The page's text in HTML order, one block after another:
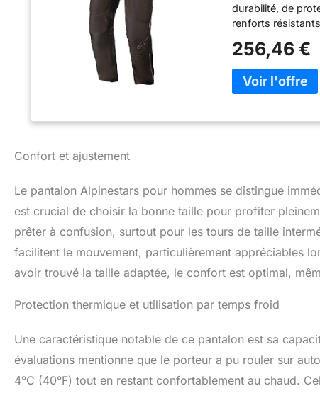
durabilité, de
renforts
Flex Plus
maille, ce qui leur
coureur.
portés dans une
un niveau élevé
gamme de
circonférence.
(DFC)
zippés étendus
cheville et
256,46 €
Confort et ajustement
Le pantalon Alpinestars pour hommes se distingue
est crucial de choisir la bonne taille pour profiter
prêter à confusion, surtout pour les tours de taille
facilitent le mouvement, particulièrement appréciables
avoir trouvé la taille adaptée, le confort est optimal,
Protection thermique et utilisation par temps froid
Une caractéristique notable de ce pantalon est sa
évaluations mentionne que le porteur a pu rouler sur
4°C (40°F) tout en restant confortablement au chaud.